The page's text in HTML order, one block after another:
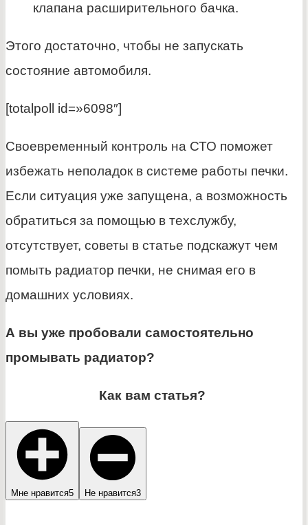
клапана расширительного бачка.
Этого достаточно, чтобы не запускать
состояние автомобиля.
[totalpoll id=»6098″]
Своевременный контроль на СТО поможет
избежать неполадок в системе работы печки.
Если ситуация уже запущена, а возможность
обратиться за помощью в техслужбу,
отсутствует, советы в статье подскажут чем
помыть радиатор печки, не снимая его в
домашних условиях.
А вы уже пробовали самостоятельно
промывать радиатор?
Как вам статья?
Мне нравится5 Не нравится3